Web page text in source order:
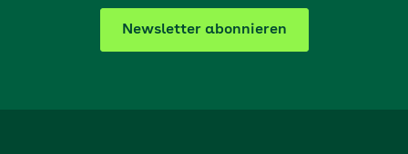
Newsletter abonnieren